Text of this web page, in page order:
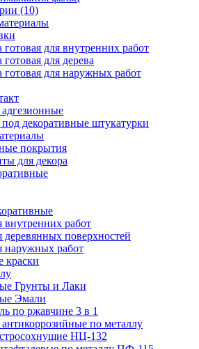
(10)
для внутренних работ
для дерева
для наружных работ
декоративные штукатурки
покрытия
для декора
внутренних работ
деревянных поверхностей
наружных работ
краски
Грунты и Лаки
Эмали
по ржавчине 3 в 1
по металлу
НЦ-132